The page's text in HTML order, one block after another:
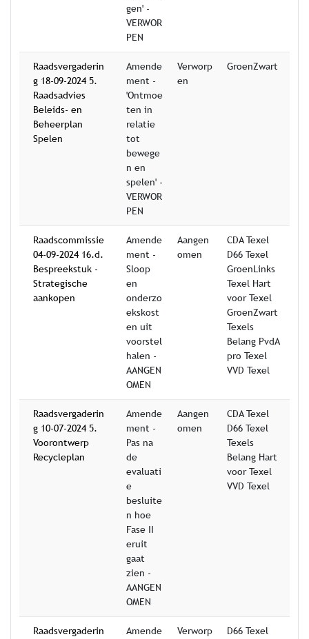
gen' -
VERWOR
PEN
Raadsvergaderin
g 18-09-2024 5.
Raadsadvies
Beleids- en
Beheerplan
Spelen
Amende
ment -
'Ontmoe
ten in
relatie
tot
bewege
n en
spelen' -
VERWOR
PEN
Verworp
en
GroenZwart
Raadscommissie
04-09-2024 16.d.
Bespreekstuk -
Strategische
aankopen
Amende
ment -
Sloop
en
onderzo
ekskost
en uit
voorstel
halen -
AANGEN
OMEN
Aangen
omen
CDA Texel
D66 Texel
GroenLinks
Texel Hart
voor Texel
GroenZwart
Texels
Belang PvdA
pro Texel
VVD Texel
Raadsvergaderin
g 10-07-2024 5.
Voorontwerp
Recycleplan
Amende
ment -
Pas na
de
evaluati
e
besluite
n hoe
Fase II
eruit
gaat
zien -
AANGEN
OMEN
Aangen
omen
CDA Texel
D66 Texel
Texels
Belang Hart
voor Texel
VVD Texel
Raadsvergaderin
Amende
Verworp
D66 Texel